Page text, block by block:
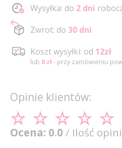
Wysyłka: do 2 dni
Zwrot: do 30 dni
Koszt wysyłki: od 12zł
lub 0 zł- przy zamówieniu
Opinie klientów:
Ocena: 0.0 / Ilość